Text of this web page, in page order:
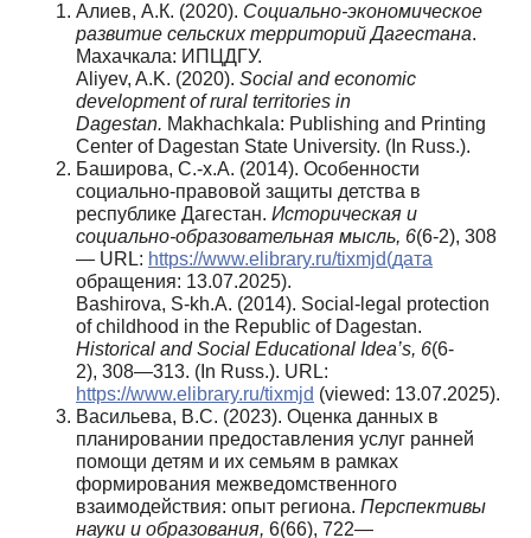
Алиев, А.К. (2020). Социально-экономическое
развитие сельских территорий Дагестана.
Махачкала: ИПЦДГУ.
Aliyev, A.K. (2020). Social and economic
development of rural territories in
Dagestan. Makhachkala: Publishing and Printing
Center of Dagestan State University. (In Russ.).
Баширова, С.-х.А. (2014). Особенности
социально-правовой защиты детства в
республике Дагестан. Историческая и
социально-образовательная мысль, 6(6-2), 308
— URL: https://www.elibrary.ru/tixmjd(дата
обращения: 13.07.2025).
Bashirova, S-kh.A. (2014). Social-legal protection
of childhood in the Republic of Dagestan.
Historical and Social Educational Idea’s, 6(6-
2), 308—313. (In Russ.). URL:
https://www.elibrary.ru/tixmjd (viewed: 13.07.2025).
Васильева, В.С. (2023). Оценка данных в
планировании предоставления услуг ранней
помощи детям и их семьям в рамках
формирования межведомственного
взаимодействия: опыт региона. Перспективы
науки и образования, 6(66), 722—